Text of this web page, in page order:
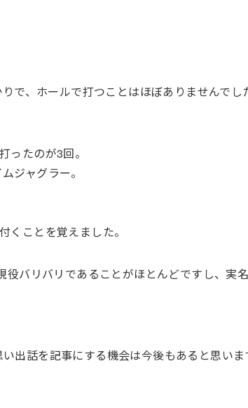
で、ホールで打つことはほぼありませんでし
ったのが3回。
ジャグラー。
くことを覚えました。
バリバリであることがほとんどですし、実
話を記事にする機会は今後もあると思いま